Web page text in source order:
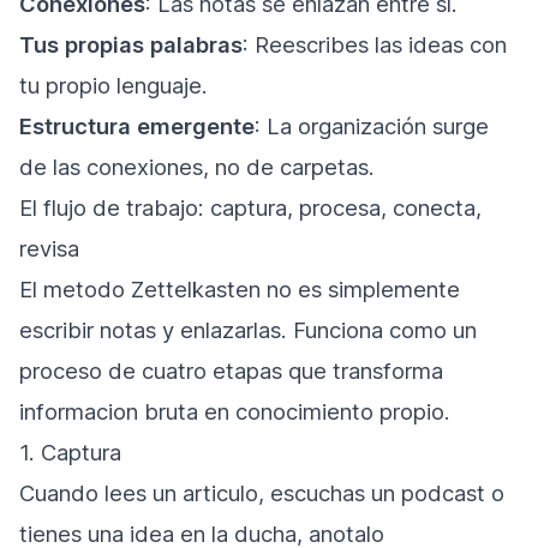
Tus propias palabras: Reescribes las ideas con
tu propio lenguaje.
Estructura emergente: La organización surge
de las conexiones, no de carpetas.
El flujo de trabajo: captura, procesa, conecta,
revisa
El metodo Zettelkasten no es simplemente
escribir notas y enlazarlas. Funciona como un
proceso de cuatro etapas que transforma
informacion bruta en conocimiento propio.
1. Captura
Cuando lees un articulo, escuchas un podcast o
tienes una idea en la ducha, anotalo